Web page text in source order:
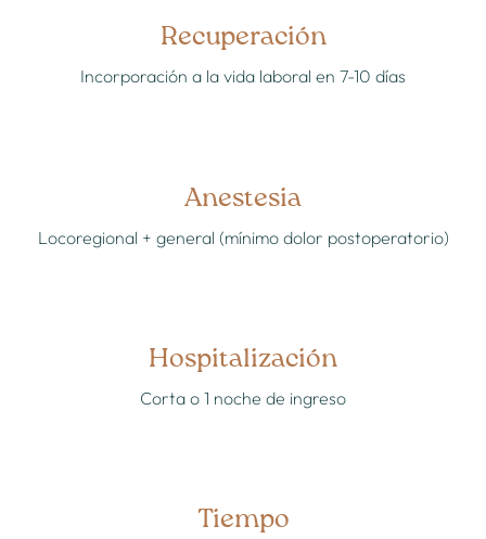
Tiempo
Hospitalización
Corta o 1 noche de ingreso
Anestesia
Locoregional + general (mínimo dolor postoperatorio)
Recuperación
Incorporación a la vida laboral en 7-10 días